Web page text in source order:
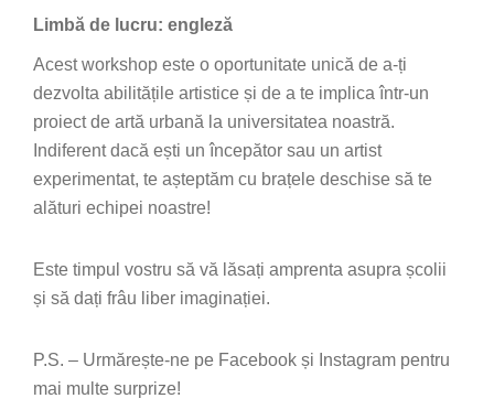
Limbă de lucru: engleză
Acest workshop este o oportunitate unică de a-ți
dezvolta abilitățile artistice și de a te implica într-un
proiect de artă urbană la universitatea noastră.
Indiferent dacă ești un începător sau un artist
experimentat, te așteptăm cu brațele deschise să te
alături echipei noastre!
Este timpul vostru să vă lăsați amprenta asupra școlii
și să dați frâu liber imaginației.
P.S. – Urmărește-ne pe Facebook și Instagram pentru
mai multe surprize!